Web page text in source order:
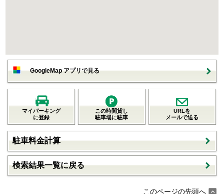
GoogleMap アプリで見る
マイパーキング
に登録
この時間貸し
駐車場に駐車
URLを
メールで送る
駐車料金計算
検索結果一覧に戻る
このページの先頭へ